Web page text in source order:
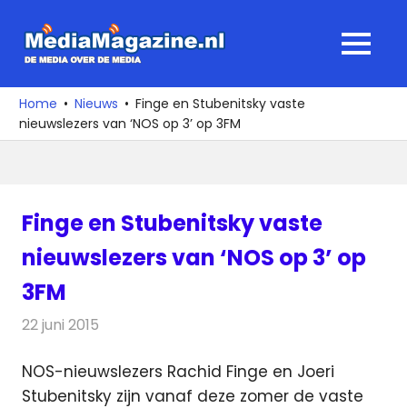
naar
media
over
de
MENU
Home Nieuws
Finge en Stubenitsky vaste
nieuwslezers van ‘NOS op 3’ op 3FM
Finge en Stubenitsky vaste
nieuwslezers van ‘NOS op 3’ op
3FM
22 juni 2015
NOS-nieuwslezers Rachid Finge en Joeri
Stubenitsky zijn vanaf deze zomer de vaste